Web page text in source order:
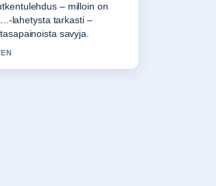
Tuusula | Aukioloajat,
ja.... Pytkethan taman
ajan tasalla.